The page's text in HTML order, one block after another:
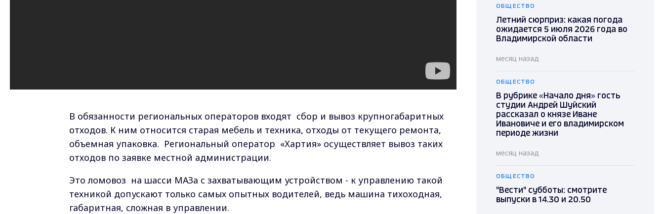
В обязанности региональных операторов входят сбор и вывоз крупногабаритных
отходов. К ним относится старая мебель и техника, отходы от текущего ремонта,
объемная упаковка. Региональный оператор «Хартия» осуществляет вывоз таких
отходов по заявке местной администрации.
Это ломовоз на шасси МАЗа с захватывающим устройством - к управлению такой
техникой допускают только самых опытных водителей, ведь машина тихоходная,
габаритная, сложная в управлении.
ОБЩЕСТВО
Летний сюрприз: какая погода
ожидается 5 июля 2026 года во
Владимирской области
месяц назад
ОБЩЕСТВО
В рубрике «Начало дня» гость
студии Андрей Шуйский
рассказал о князе Иване
Ивановиче и его владимирском
периоде жизни
месяц назад
ОБЩЕСТВО
"Вести" субботы: смотрите
выпуски в 14.30 и 20.50